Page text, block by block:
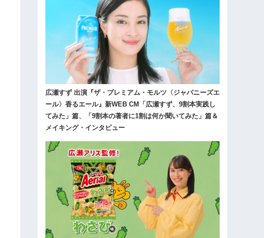
広瀬すず 出演『ザ・プレミアム・モルツ〈ジャパニーズエ
ール〉香るエール』新WEB CM「広瀬すず、9割本実践し
てみた」篇、「9割本の著者に1割は何か聞いてみた」篇＆
メイキング・インタビュー